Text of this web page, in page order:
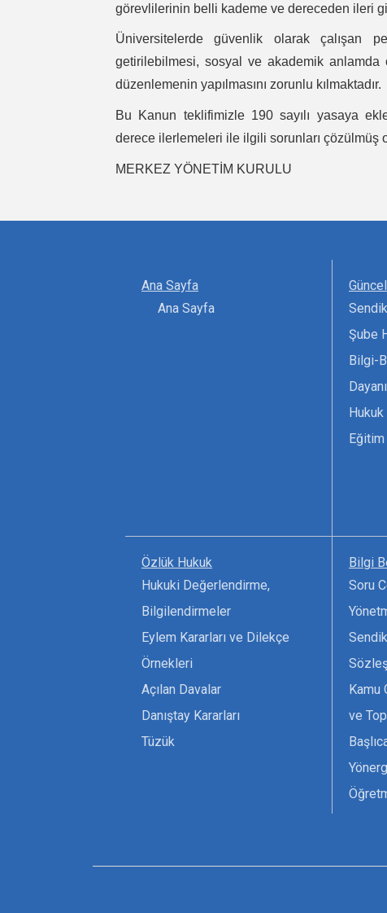
görevlilerinin belli kademe ve dereceden ileri
Üniversitelerde güvenlik olarak çalışan
getirilebilmesi, sosyal ve akademik
düzenlemenin yapılmasını zorunlu kılmaktadır.
Bu Kanun teklifimizle 190 sayılı yasaya
derece ilerlemeleri ile ilgili sorunları çözülmüş
MERKEZ YÖNETİM KURULU
Ana Sayfa
Ana Sayfa
Güncel
Şube
Bilgi-
Özlük Hukuk
Hukuki Değerlendirme,
Bilgilendirmeler
Eylem Kararları ve Dilekçe
Örnekleri
Açılan Davalar
Danıştay Kararları
Tüzük
Bilgi
Soru
Kamu
ve
Seçim